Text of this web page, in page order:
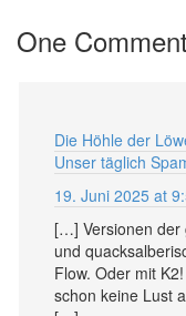
One Comment
Die Höhle der
Unser täglich
19. Juni 2025 at
[…] Versionen der
und
Flow. Oder mit
schon keine Lust